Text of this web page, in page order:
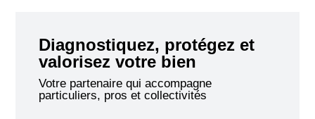
Diagnostiquez, protégez et
valorisez votre bien
Votre partenaire qui accompagne
particuliers, pros et collectivités